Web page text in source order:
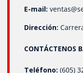
directamente en la
presión en los
competitiva. Estos
calidad de los
E-mail:
Dirección:
CONTÁCTENOS
Teléfono: (605)